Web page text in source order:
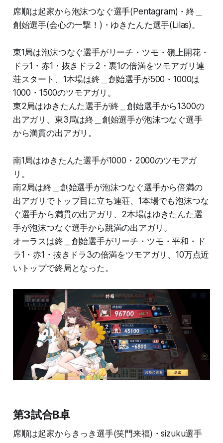
席順は起家から泡沫つなぐ選手(Pentagram)・終＿
創始選手(会心の一撃！)・ゆきたんた選手(Lilas)。
東1局は泡沫つなぐ選手がリーチ・ツモ・嶺上開花・
ドラ1・赤1・抜きドラ2・裏1の倍満をツモアガリ連
荘スタート、1本場は終＿創始選手が500・1000は
1000・1500のツモアガリ。
東2局はゆきたんた選手が終＿創始選手から1300の
出アガリ、東3局は終＿創始選手が泡沫つなぐ選手
から満貫の出アガリ。
南1局はゆきたんた選手が1000・2000のツモアガ
リ。
南2局は終＿創始選手が泡沫つなぐ選手から倍満の
出アガリでトップ目に立ち連荘、1本場でも泡沫つな
ぐ選手から満貫の出アガリ、2本場はゆきたんた選
手が泡沫つなぐ選手から跳満の出アガリ。
オーラスは終＿創始選手がリーチ・ツモ・平和・ド
ラ1・赤1・抜きドラ3の倍満をツモアガリ、10万点近
いトップで終局となった。
第3試合B卓
席順は起家からきっき選手(笑門来福)・sizuku選手